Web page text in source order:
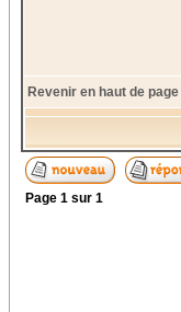
Revenir en haut de page
Page 1 sur 1